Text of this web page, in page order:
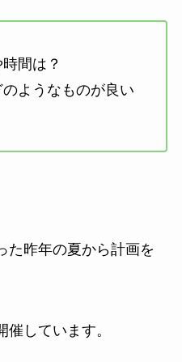
間は？
ようなものが良い
た昨年の夏から計画を
しています。